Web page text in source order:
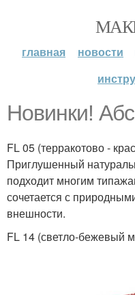
главная новости
Новинки!
FL 05 (терракотово -
Приглушенный
подходит многим
сочетается с
внешности.
FL 14 (светло-бежевый